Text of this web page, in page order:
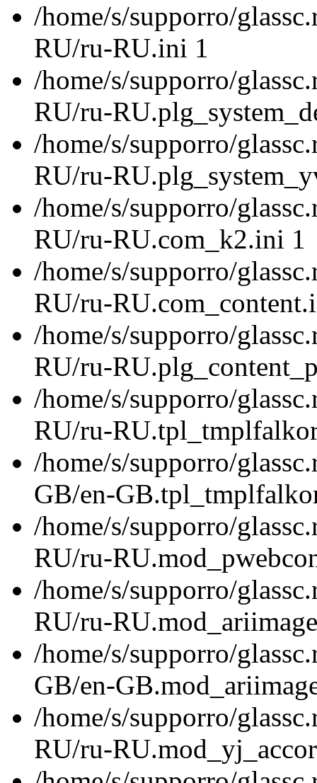
/home/s/supporro/
RU/ru-RU.ini 1
/home/s/supporro/
RU/ru-
/home/s/supporro/
RU/ru-
/home/s/supporro/
RU/ru-RU.com_k2.ini 1
/home/s/supporro/
RU/ru-
/home/s/supporro/
RU/ru-
/home/s/supporro/
RU/ru-
/home/s/supporro/
GB/en-
/home/s/supporro/
RU/ru-
/home/s/supporro/
RU/ru-
/home/s/supporro/
GB/en-
/home/s/supporro/
RU/ru-